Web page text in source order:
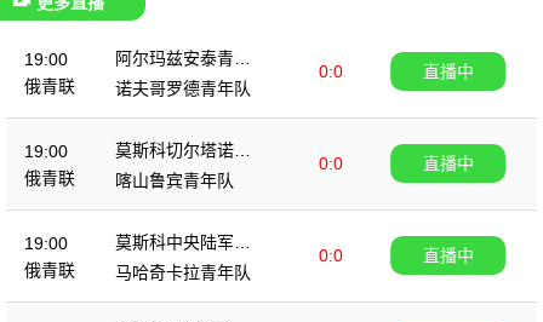
19:00
俄青联
阿尔玛兹安泰青年
队
0:0
诺夫哥罗德青年队
直播中
19:00
俄青联
莫斯科切尔塔诺沃
青年队
0:0
喀山鲁宾青年队
直播中
19:00
俄青联
莫斯科中央陆军青
年队
0:0
马哈奇卡拉青年队
直播中